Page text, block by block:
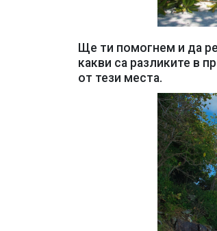
Ще ти помогнем и да
какви са разликите в
от тези места.